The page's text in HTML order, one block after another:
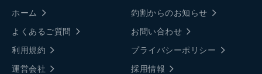
ホーム
釣割からのお知らせ
よくあるご質問
お問い合わせ
利用規約
プライバシーポリシー
運営会社
採用情報